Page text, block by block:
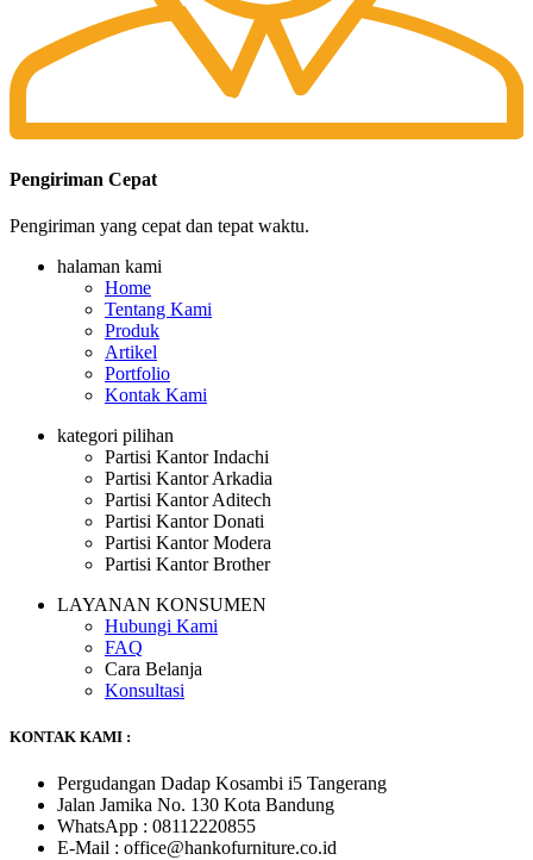
Pengiriman Cepat
Pengiriman yang cepat dan tepat waktu.
halaman kami
Home
Tentang Kami
Produk
Artikel
Portfolio
Kontak Kami
kategori pilihan
Partisi Kantor Indachi
Partisi Kantor Arkadia
Partisi Kantor Aditech
Partisi Kantor Donati
Partisi Kantor Modera
Partisi Kantor Brother
LAYANAN KONSUMEN
Hubungi Kami
FAQ
Cara Belanja
Konsultasi
KONTAK KAMI :
Pergudangan Dadap Kosambi i5 Tangerang
Jalan Jamika No. 130 Kota Bandung
WhatsApp : 08112220855
E-Mail : office@hankofurniture.co.id